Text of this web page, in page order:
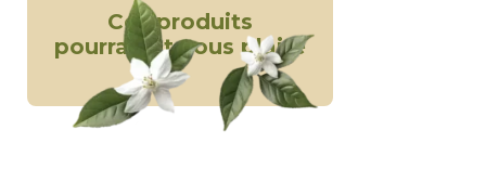
Ces produits
pourraient vous plaire